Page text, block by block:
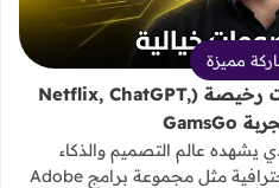
مميزة
أفضل موقع لشراء اشتراكات رخيصة (Netflix, ChatGPT,
يشهده عالم التصميم والذكاء
الاصطناعي، أصبحت الأدوات الاحترافية مثل مجموعة برامج Adobe